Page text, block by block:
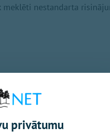
meklēti nestandarta
gaisā, transportlīdzekļa
ka pārkāpējs ir Ogrē
privātumu